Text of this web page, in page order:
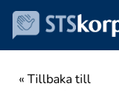
« Tillbaka till